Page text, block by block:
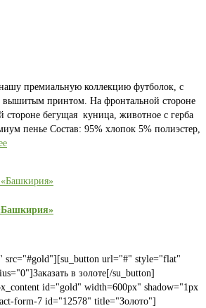
премиальную коллекцию футболок, с
вышитым принтом. На фронтальной стороне
бегущая куница, животное с герба
пенье Состав: 95% хлопок 5% полиэстер,
src="#gold"][su_button url="#" style="flat"
в золоте[/su_button]
id="gold" width=600px" shadow="1px
form-7 id="12578" title="Золото"]